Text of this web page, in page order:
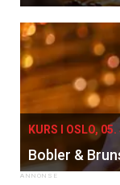
KURS I OSLO,
Bobler &